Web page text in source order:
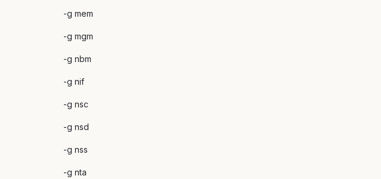
-g mem
-g mgm
-g nbm
-g nif
-g nsc
-g nsd
-g nss
-g nta